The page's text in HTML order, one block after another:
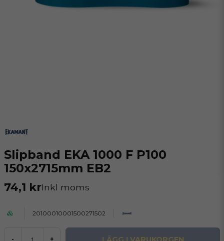
Slipband EKA 1000 F P100
150x2715mm EB2
74,1 krInkl moms
20100010001500271502
- +